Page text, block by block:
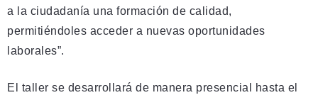
a la ciudadanía una formación de calidad,
permitiéndoles acceder a nuevas oportunidades
laborales”.
El taller se desarrollará de manera presencial hasta el